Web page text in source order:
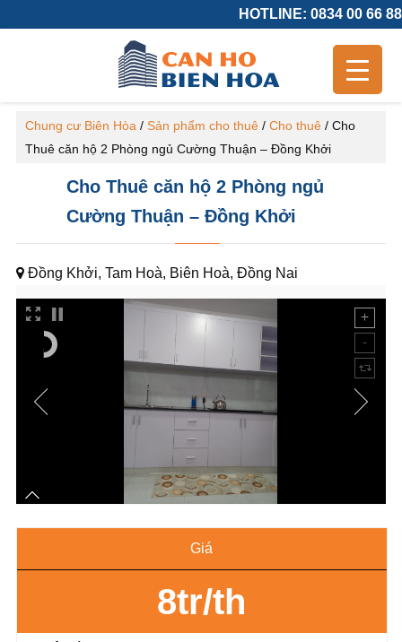
HOTLINE: 0834 00 66 88
Chung cư Biên Hòa / Sản phẩm cho thuê/ Cho thuê/ Cho
Thuê căn hộ 2 Phòng ngủ Cường Thuận – Đồng Khởi
Cho Thuê căn hộ 2 Phòng ngủ
Cường Thuận – Đồng Khởi
Đồng Khởi, Tam Hoà, Biên Hoà, Đồng Nai
Giá
8tr/th